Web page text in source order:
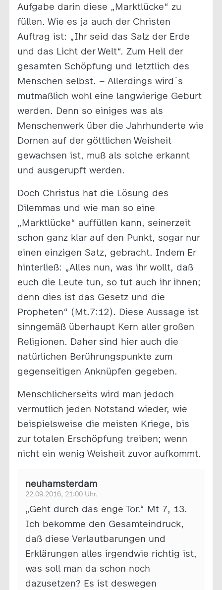
Aufgabe darin diese „Marktlücke“ zu
füllen. Wie es ja auch der Christen
Auftrag ist: „Ihr seid das Salz der Erde
und das Licht der Welt“. Zum Heil der
gesamten Schöpfung und letztlich des
Menschen selbst. – Allerdings wird´s
mutmaßlich wohl eine langwierige Geburt
werden. Denn so einiges was als
Menschenwerk über die Jahrhunderte wie
Dornen auf der göttlichen Weisheit
gewachsen ist, muß als solche erkannt
und ausgerupft werden.
Doch Christus hat die Lösung des
Dilemmas und wie man so eine
„Marktlücke“ auffüllen kann, seinerzeit
schon ganz klar auf den Punkt, sogar nur
einen einzigen Satz, gebracht. Indem Er
hinterließ: „Alles nun, was ihr wollt, daß
euch die Leute tun, so tut auch ihr ihnen;
denn dies ist das Gesetz und die
Propheten“ (Mt.7:12). Diese Aussage ist
sinngemäß überhaupt Kern aller großen
Religionen. Daher sind hier auch die
natürlichen Berührungspunkte zum
gegenseitigen Anknüpfen gegeben.
Menschlicherseits wird man jedoch
vermutlich jeden Notstand wieder, wie
beispielsweise die meisten Kriege, bis
zur totalen Erschöpfung treiben; wenn
nicht ein wenig Weisheit zuvor aufkommt.
neuhamsterdam
22.09.2016, 21:00 Uhr.
„Geht durch das enge Tor.“ Mt 7, 13.
Ich bekomme den Gesamteindruck,
daß diese Verlautbarungen und
Erklärungen alles irgendwie richtig ist,
was soll man da schon noch
dazusetzen? Es ist deswegen